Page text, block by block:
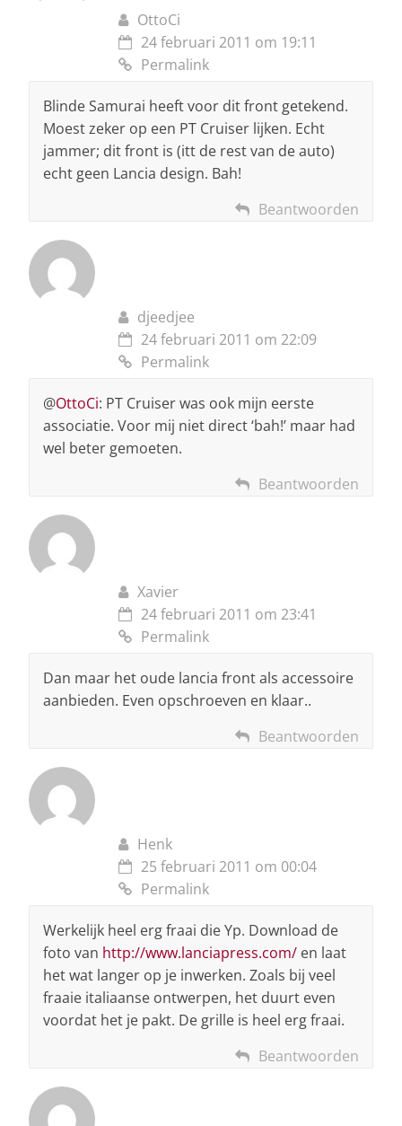
OttoCi
24 februari 2011 om 19:11
Permalink
Blinde Samurai heeft voor dit front getekend.
Moest zeker op een PT Cruiser lijken. Echt
jammer; dit front is (itt de rest van de auto)
echt geen Lancia design. Bah!
Beantwoorden
djeedjee
24 februari 2011 om 22:09
Permalink
@OttoCi: PT Cruiser was ook mijn eerste
associatie. Voor mij niet direct ‘bah!’ maar had
wel beter gemoeten.
Beantwoorden
Xavier
24 februari 2011 om 23:41
Permalink
Dan maar het oude lancia front als accessoire
aanbieden. Even opschroeven en klaar..
Beantwoorden
Henk
25 februari 2011 om 00:04
Permalink
Werkelijk heel erg fraai die Yp. Download de
foto van http://www.lanciapress.com/ en laat
het wat langer op je inwerken. Zoals bij veel
fraaie italiaanse ontwerpen, het duurt even
voordat het je pakt. De grille is heel erg fraai.
Beantwoorden